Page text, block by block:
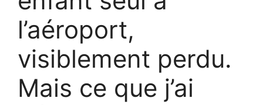
l’aéroport,
visiblement perdu.
Mais ce que j’ai